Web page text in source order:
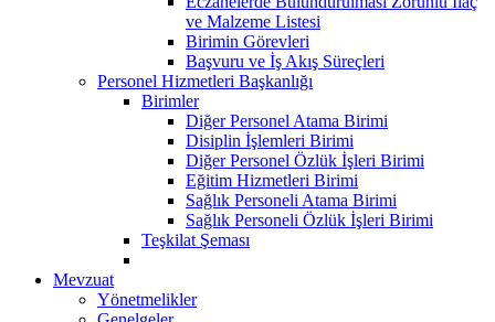
ve Malzeme Listesi
Birimin Görevleri
Başvuru ve İş Akış Süreçleri
Personel Hizmetleri Başkanlığı
Birimler
Diğer Personel Atama Birimi
Disiplin İşlemleri Birimi
Diğer Personel Özlük İşleri Birimi
Eğitim Hizmetleri Birimi
Sağlık Personeli Atama Birimi
Sağlık Personeli Özlük İşleri Birimi
Teşkilat Şeması
Mevzuat
Yönetmelikler